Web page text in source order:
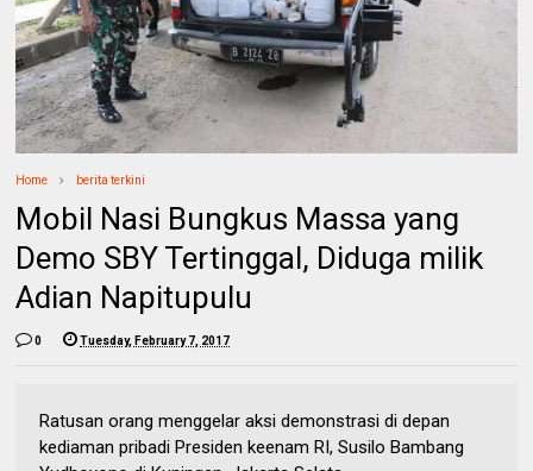
Home berita terkini
Mobil Nasi Bungkus Massa yang
Demo SBY Tertinggal, Diduga milik
Adian Napitupulu
0 Tuesday, February 7, 2017
Ratusan orang menggelar aksi demonstrasi di depan
kediaman pribadi Presiden keenam RI, Susilo Bambang